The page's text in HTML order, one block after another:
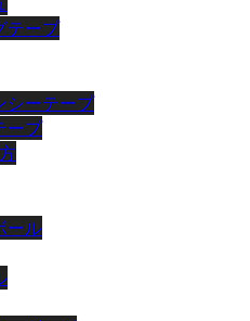
テープ
シーテープ
ープ
ール